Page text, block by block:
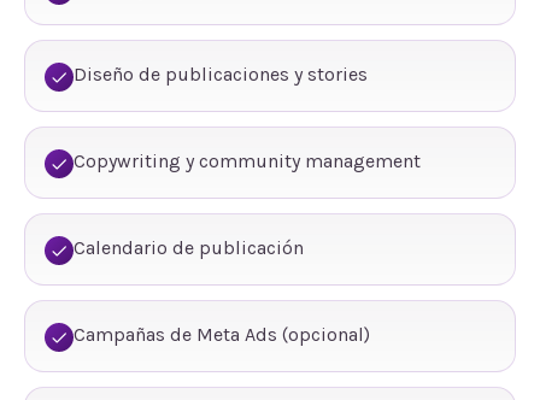
Diseño de publicaciones y stories
Copywriting y community management
Calendario de publicación
Campañas de Meta Ads (opcional)